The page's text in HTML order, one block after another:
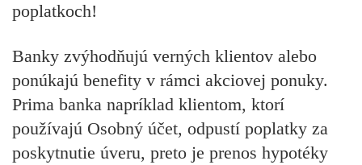
poplatkoch!
Banky zvýhodňujú verných klientov alebo
ponúkajú benefity v rámci akciovej ponuky.
Prima banka napríklad klientom, ktorí
používajú Osobný účet, odpustí poplatky za
poskytnutie úveru, preto je prenos hypotéky